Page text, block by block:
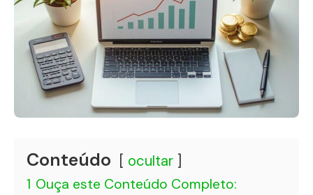
Conteúdo ocultar
1 Ouça este Conteúdo Completo: